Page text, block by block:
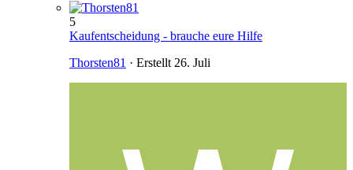
5
Kaufentscheidung - brauche eure Hilfe
Thorsten81 · Erstellt 26. Juli